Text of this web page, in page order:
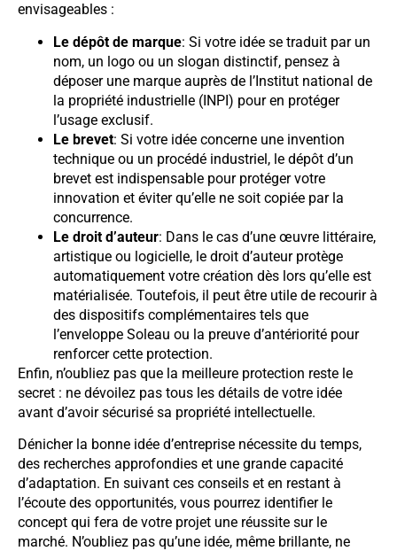
envisageables :
Le dépôt de marque: Si votre idée se traduit par un
nom, un logo ou un slogan distinctif, pensez à
déposer une marque auprès de l’Institut national de
la propriété industrielle (INPI) pour en protéger
l’usage exclusif.
Le brevet: Si votre idée concerne une invention
technique ou un procédé industriel, le dépôt d’un
brevet est indispensable pour protéger votre
innovation et éviter qu’elle ne soit copiée par la
concurrence.
Le droit d’auteur: Dans le cas d’une œuvre littéraire,
artistique ou logicielle, le droit d’auteur protège
automatiquement votre création dès lors qu’elle est
matérialisée. Toutefois, il peut être utile de recourir à
des dispositifs complémentaires tels que
l’enveloppe Soleau ou la preuve d’antériorité pour
renforcer cette protection.
Enfin, n’oubliez pas que la meilleure protection reste le
secret : ne dévoilez pas tous les détails de votre idée
avant d’avoir sécurisé sa propriété intellectuelle.
Dénicher la bonne idée d’entreprise nécessite du temps,
des recherches approfondies et une grande capacité
d’adaptation. En suivant ces conseils et en restant à
l’écoute des opportunités, vous pourrez identifier le
concept qui fera de votre projet une réussite sur le
marché. N’oubliez pas qu’une idée, même brillante, ne